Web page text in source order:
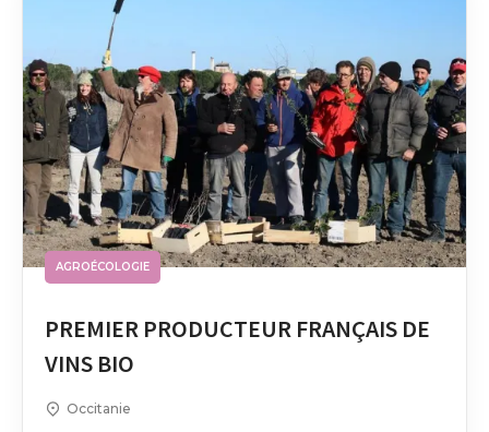
AGROÉCOLOGIE
PREMIER PRODUCTEUR FRANÇAIS DE
VINS BIO
Occitanie